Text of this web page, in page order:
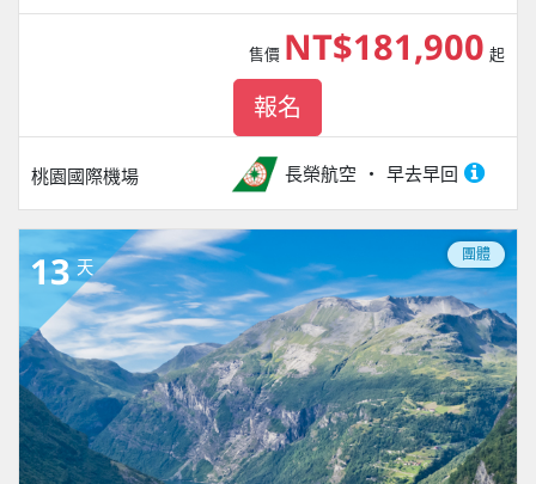
桃園國際機場 長榮航空 早去早回
售價 NT$181,900 起
報名
13 天
團體